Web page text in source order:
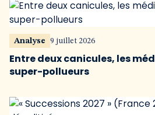
Analyse 9 juillet 2026
Entre deux canicules, les
super-pollueurs